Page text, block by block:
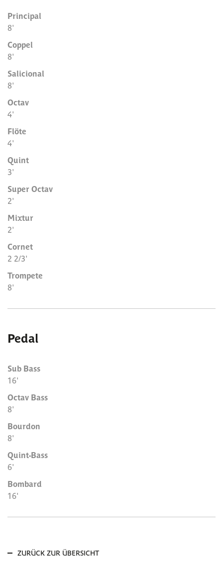
Principal
8'
Coppel
8'
Salicional
8'
Octav
4'
Flöte
4'
Quint
3'
Super Octav
2'
Mixtur
2'
Cornet
2 2/3'
Trompete
8'
Pedal
Sub Bass
16'
Octav Bass
8'
Bourdon
8'
Quint-Bass
6'
Bombard
16'
ZURÜCK ZUR ÜBERSICHT